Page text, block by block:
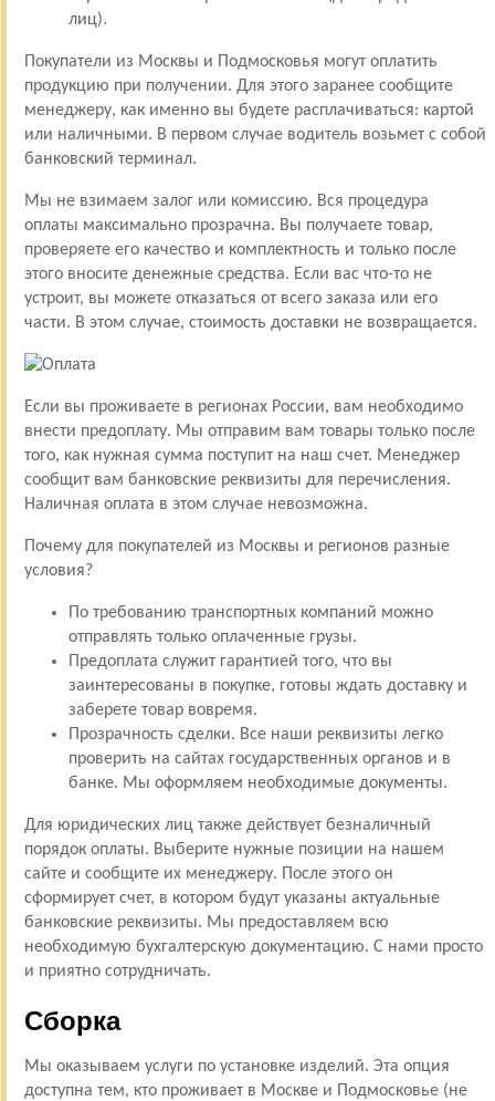
лиц).
Покупатели из Москвы и Подмосковья могут оплатить
продукцию при получении. Для этого заранее сообщите
менеджеру, как именно вы будете расплачиваться: картой
или наличными. В первом случае водитель возьмет с собой
банковский терминал.
Мы не взимаем залог или комиссию. Вся процедура
оплаты максимально прозрачна. Вы получаете товар,
проверяете его качество и комплектность и только после
этого вносите денежные средства. Если вас что-то не
устроит, вы можете отказаться от всего заказа или его
части. В этом случае, стоимость доставки не возвращается.
Если вы проживаете в регионах России, вам необходимо
внести предоплату. Мы отправим вам товары только после
того, как нужная сумма поступит на наш счет. Менеджер
сообщит вам банковские реквизиты для перечисления.
Наличная оплата в этом случае невозможна.
Почему для покупателей из Москвы и регионов разные
условия?
По требованию транспортных компаний можно
отправлять только оплаченные грузы.
Предоплата служит гарантией того, что вы
заинтересованы в покупке, готовы ждать доставку и
заберете товар вовремя.
Прозрачность сделки. Все наши реквизиты легко
проверить на сайтах государственных органов и в
банке. Мы оформляем необходимые документы.
Для юридических лиц также действует безналичный
порядок оплаты. Выберите нужные позиции на нашем
сайте и сообщите их менеджеру. После этого он
сформирует счет, в котором будут указаны актуальные
банковские реквизиты. Мы предоставляем всю
необходимую бухгалтерскую документацию. С нами просто
и приятно сотрудничать.
Сборка
Мы оказываем услуги по установке изделий. Эта опция
доступна тем, кто проживает в Москве и Подмосковье (не